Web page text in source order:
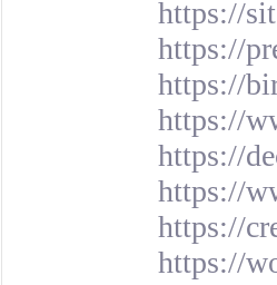
https://
https://
https://
https://
https://
https://
https://
https://